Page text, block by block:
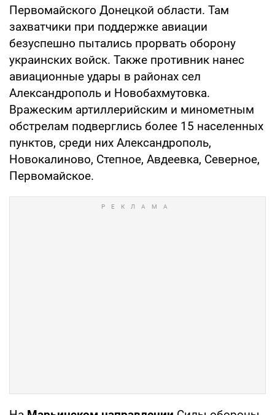
Первомайского Донецкой области. Там
захватчики при поддержке авиации
безуспешно пытались прорвать оборону
украинских войск. Также противник нанес
авиационные удары в районах сел
Александрополь и Новобахмутовка.
Вражеским артиллерийским и минометным
обстрелам подверглись более 15 населенных
пунктов, среди них Александрополь,
Новокалиново, Степное, Авдеевка, Северное,
Первомайское.